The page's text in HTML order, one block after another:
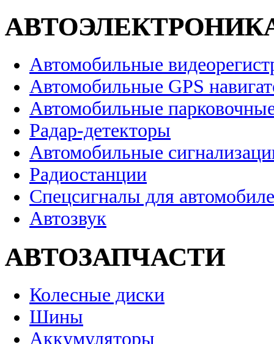
Автомобильные
Автомобильные GPS
Автомобильные
Радар-детекторы
Автомобильные
Радиостанции
Спецсигналы для
Автозвук
АВТОЗАПЧАСТИ
Колесные диски
Шины
Аккумуляторы